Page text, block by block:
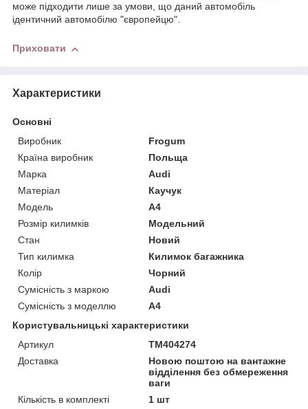
може підходити лише за умови, що даний автомобіль
ідентичний автомобілю "європейцю".
Приховати
Характеристики
Основні
Виробник
Frogum
Країна виробник
Польща
Марка
Audi
Матеріал
Каучук
Модель
A4
Розмір килимків
Модельний
Стан
Новий
Тип килимка
Килимок багажника
Колір
Чорний
Сумісність з маркою
Audi
Сумісність з моделлю
A4
Користувальницькі характеристики
Артикул
TM404274
Доставка
Новою поштою на вантажне
відділення без обмереження
ваги
Кількість в комплекті
1 шт